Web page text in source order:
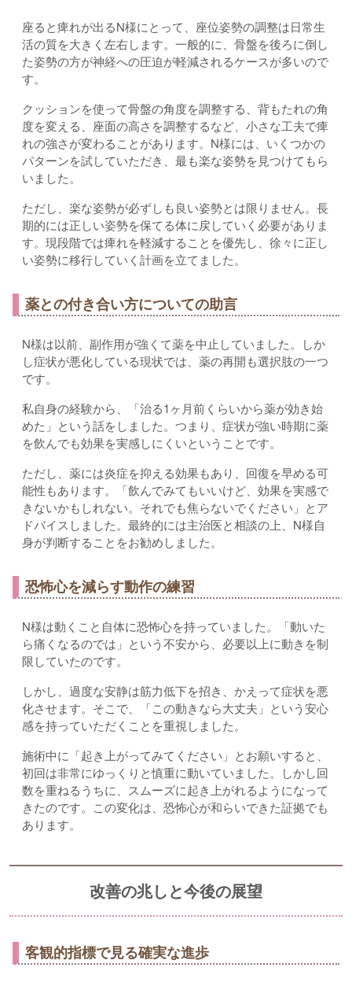
座ると痺れが出るN様にとって、座位姿勢の調整は日常生
活の質を大きく左右します。一般的に、骨盤を後ろに倒し
た姿勢の方が神経への圧迫が軽減されるケースが多いので
す。
クッションを使って骨盤の角度を調整する、背もたれの角
度を変える、座面の高さを調整するなど、小さな工夫で痺
れの強さが変わることがあります。N様には、いくつかの
パターンを試していただき、最も楽な姿勢を見つけてもら
いました。
ただし、楽な姿勢が必ずしも良い姿勢とは限りません。長
期的には正しい姿勢を保てる体に戻していく必要がありま
す。現段階では痺れを軽減することを優先し、徐々に正し
い姿勢に移行していく計画を立てました。
薬との付き合い方についての助言
N様は以前、副作用が強くて薬を中止していました。しか
し症状が悪化している現状では、薬の再開も選択肢の一つ
です。
私自身の経験から、「治る1ヶ月前くらいから薬が効き始
めた」という話をしました。つまり、症状が強い時期に薬
を飲んでも効果を実感しにくいということです。
ただし、薬には炎症を抑える効果もあり、回復を早める可
能性もあります。「飲んでみてもいいけど、効果を実感で
きないかもしれない。それでも焦らないでください」とア
ドバイスしました。最終的には主治医と相談の上、N様自
身が判断することをお勧めしました。
恐怖心を減らす動作の練習
N様は動くこと自体に恐怖心を持っていました。「動いた
ら痛くなるのでは」という不安から、必要以上に動きを制
限していたのです。
しかし、過度な安静は筋力低下を招き、かえって症状を悪
化させます。そこで、「この動きなら大丈夫」という安心
感を持っていただくことを重視しました。
施術中に「起き上がってみてください」とお願いすると、
初回は非常にゆっくりと慎重に動いていました。しかし回
数を重ねるうちに、スムーズに起き上がれるようになって
きたのです。この変化は、恐怖心が和らいできた証拠でも
あります。
改善の兆しと今後の展望
客観的指標で見る確実な進歩